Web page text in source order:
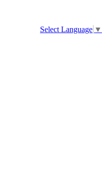
Select Language ▼